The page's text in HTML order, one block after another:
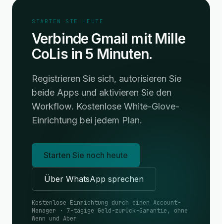
STARTEN SIE HEUTE
Verbinde Gmail mit Mille
CoLis in 5 Minuten.
Registrieren Sie sich, autorisieren Sie
beide Apps und aktivieren Sie den
Workflow. Kostenlose White-Glove-
Einrichtung bei jedem Plan.
Starten Sie noch heute
Über WhatsApp sprechen
Kostenlose Einrichtung durch einen Account-
Manager · 7-tägige Geld-zurück-Garantie, ohne
Wenn und Aber